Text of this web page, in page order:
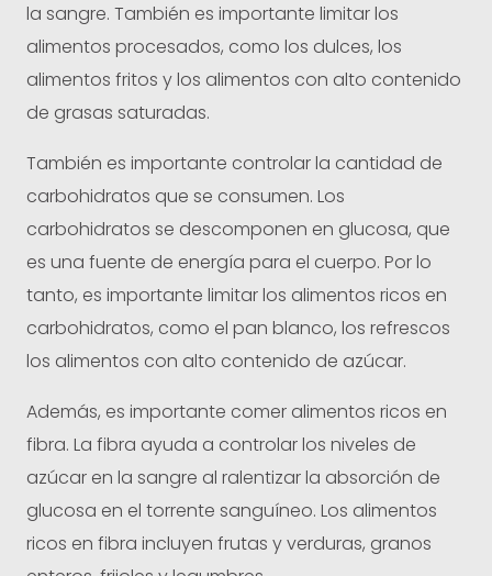
la sangre. También es importante limitar los
alimentos procesados, como los dulces, los
alimentos fritos y los alimentos con alto contenido
de grasas saturadas.
También es importante controlar la cantidad de
carbohidratos que se consumen. Los
carbohidratos se descomponen en glucosa, que
es una fuente de energía para el cuerpo. Por lo
tanto, es importante limitar los alimentos ricos en
carbohidratos, como el pan blanco, los refrescos
los alimentos con alto contenido de azúcar.
Además, es importante comer alimentos ricos en
fibra. La fibra ayuda a controlar los niveles de
azúcar en la sangre al ralentizar la absorción de
glucosa en el torrente sanguíneo. Los alimentos
ricos en fibra incluyen frutas y verduras, granos